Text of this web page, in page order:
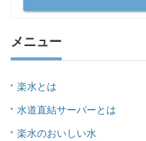
メニュー
楽水とは
水道直結サーバーとは
楽水のおいしい水